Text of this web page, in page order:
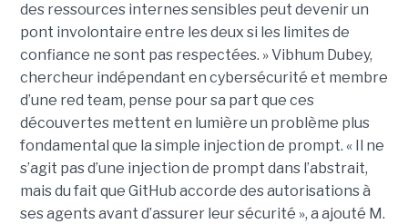
des ressources internes sensibles peut devenir un
pont involontaire entre les deux si les limites de
confiance ne sont pas respectées. » Vibhum Dubey,
chercheur indépendant en cybersécurité et membre
d’une red team, pense pour sa part que ces
découvertes mettent en lumière un problème plus
fondamental que la simple injection de prompt. « Il ne
s’agit pas d’une injection de prompt dans l’abstrait,
mais du fait que GitHub accorde des autorisations à
ses agents avant d’assurer leur sécurité », a ajouté M.